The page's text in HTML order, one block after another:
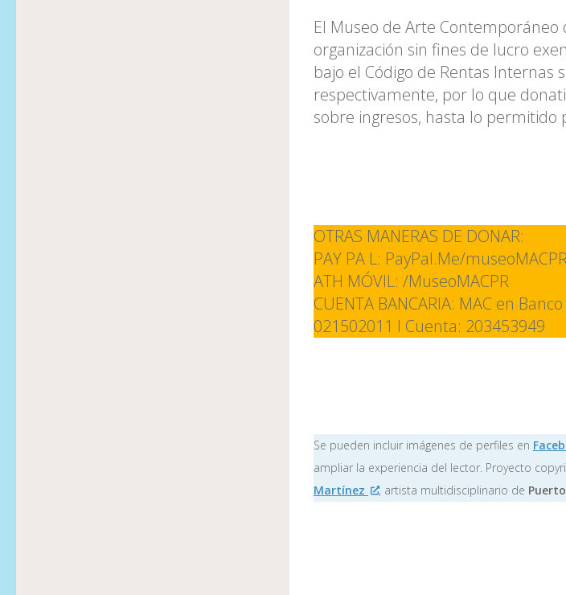
El Museo de Arte Contemporáneo
organización sin fines de lucro
bajo el Código de Rentas Internas
respectivamente, por lo que
sobre ingresos, hasta lo permitido
OTRAS MANERAS DE DONAR:
PAY PA L: PayPal.Me/
ATH MÓVIL: /MuseoMACPR
CUENTA BANCARIA: MAC en
021502011 I Cuenta: 203453949
Se pueden incluir imágenes de perfiles en
ampliar la experiencia del lector. Proyecto
Martínez
, artista multidisciplinario de